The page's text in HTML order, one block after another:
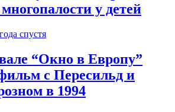
у детей
спустя
“Окно в Европу”
с Пересильд и
в 1994